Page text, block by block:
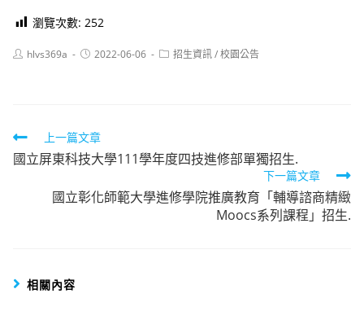
瀏覽次數: 252
Posthlvs369a
Post2022-06-06
Post招生資訊/校園公告
Read
more
articles
上一篇文章
國立屏東科技大學111學年度四技進修部單獨招生.
下一篇文章
國立彰化師範大學進修學院推廣教育「輔導諮商精緻
Moocs系列課程」招生.
相關內容